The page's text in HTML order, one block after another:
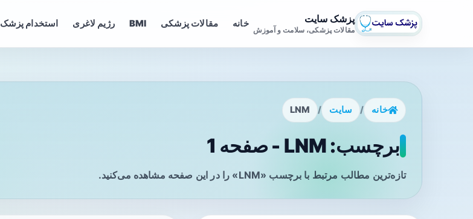
پزشک سایت
مقالات پزشکی، سلامت و آموزش
خانه مقالات پزشکی BMI رژیم لاغری استخدام پزشک
خانه / سایت /
LNM
برچسب: LNM - صفحه 1
تازه‌ترین مطالب مرتبط با برچسب «LNM» را در این صفحه مشاهده می‌کنید.